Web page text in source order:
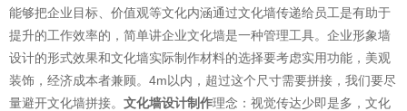
能够把企业目标、价值观等文化内涵通过文化墙传递给员工是有助于
提升的工作效率的，简单讲企业文化墙是一种管理工具。企业形象墙
设计的形式效果和文化墙实际制作材料的选择要考虑实用功能，美观
装饰，经济成本者兼顾。4m以内，超过这个尺寸需要拼接，我们要尽
量避开文化墙拼接。 文化墙设计制作理念：视觉传达少即是多，文化